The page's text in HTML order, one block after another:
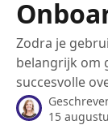
Zodra je
belangrijk om
succesvolle
15